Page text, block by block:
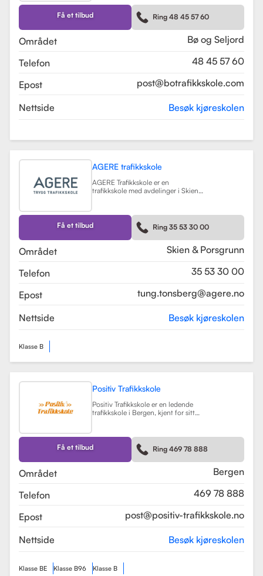
elever. Skolen tilbyr opplæring for
førerkort i klasse B, B96 og BE, samt
en rekke kurs som trafikalt
grunnkurs, mørkekjøring, førstehjelp
Få et tilbud Ring 48 45 57 60
Området
Bø og Seljord
Telefon
48 45 57 60
Epost
post@botrafikkskole.com
Nettside Besøk kjøreskolen
AGERE trafikkskole
AGERE Trafikkskole er en
trafikkskole med avdelinger i Skien
førerkortklasser, fra moped til buss
og lastebil. Skolen har som mål å gi
elevene de nødvendige ferdighetene
og holdningene for å bli trygge og
kompetente sjåfører, med et fokus
på nullvisjonen om ingen drepte
god kvalitet på opplæringen.
AGERE Trafikkskole tilbyr også ulike
teorikurs og spesialiserte moduler
Les mer
Få et tilbud Ring 35 53 30 00
Området
Skien & Porsgrunn
Telefon
35 53 30 00
Epost
tung.tonsberg@agere.no
Nettside Besøk kjøreskolen
Klasse B
Positiv Trafikkskole
Positiv Trafikkskole er en ledende
trafikkskole i Bergen, kjent for sitt
føreropplæring for både bil,
tilhenger og moped, og har
spesialiserte kurs som trafikalt
grunnkurs og mørkekjøring. Les mer
Få et tilbud Ring 469 78 888
Området
Bergen
Telefon
469 78 888
Epost
post@positiv-trafikkskole.no
Nettside Besøk kjøreskolen
Klasse BE Klasse B96 Klasse B